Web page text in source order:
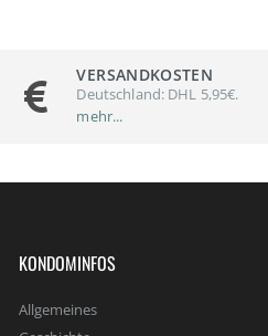
VERSANDKOSTEN
Deutschland: DHL 5,95€.
mehr...
KONDOMINFOS
Allgemeines